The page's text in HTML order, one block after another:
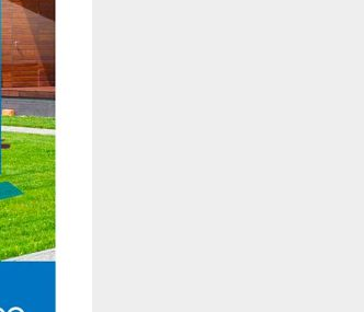
ofrecerte pueden verse afectados. Más información
necesarias
para que el sitio web funcione y no se pueden
necesarias te permitirán acceder a tu área de cliente,
compras. También nos permitirán detectar cualquier
y / o la navegación en el Sitio. Puedes configurar tu
pero algunas partes del sitio web pueden verse
personal.